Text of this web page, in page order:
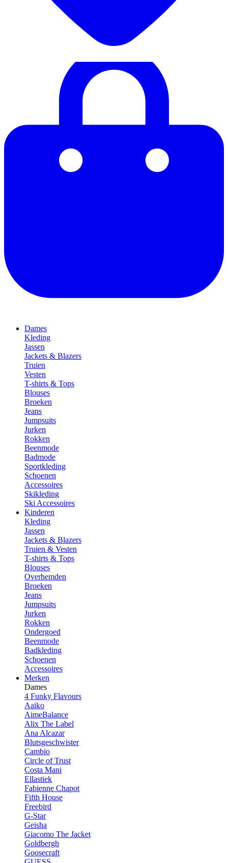
Dames
Kleding
Jassen
Jackets & Blazers
Truien
Vesten
T-shirts & Tops
Blouses
Broeken
Jeans
Jumpsuits
Jurken
Rokken
Beenmode
Badmode
Sportkleding
Schoenen
Accessoires
Skikleding
Ski Accessoires
Kinderen
Kleding
Jassen
Jackets & Blazers
Truien & Vesten
T-shirts & Tops
Blouses
Overhemden
Broeken
Jeans
Jumpsuits
Jurken
Rokken
Ondergoed
Beenmode
Badkleding
Schoenen
Accessoires
Merken
Dames
4 Funky Flavours
Aaiko
AimeBalance
Alix The Label
Ana Alcazar
Blutsgeschwister
Cambio
Circle of Trust
Costa Mani
Ellastiek
Fabienne Chapot
Fifth House
Freebird
G-Star
Geisha
Giacomo The Jacket
Goldbergh
Goosecraft